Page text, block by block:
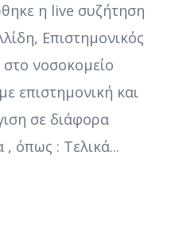
η live συζήτηση
Επιστημονικός
νοσοκομείο
επιστημονική και
σε διάφορα
, όπως : Τελικά...